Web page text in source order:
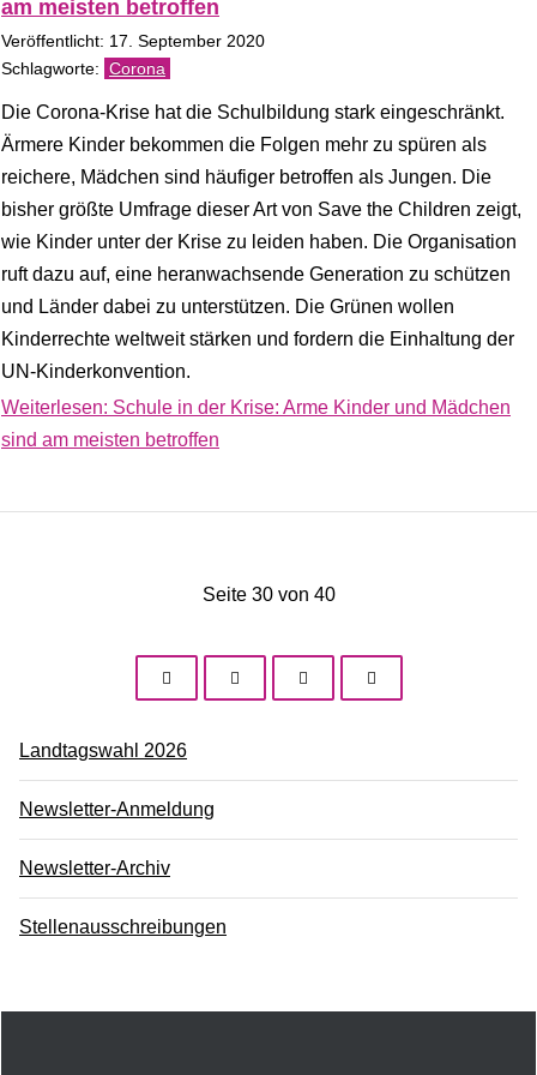
am meisten betroffen
Veröffentlicht: 17. September 2020
Corona
Die Corona-Krise hat die Schulbildung stark eingeschränkt.
Ärmere Kinder bekommen die Folgen mehr zu spüren als
reichere, Mädchen sind häufiger betroffen als Jungen. Die
bisher größte Umfrage dieser Art von Save the Children zeigt,
wie Kinder unter der Krise zu leiden haben. Die Organisation
ruft dazu auf, eine heranwachsende Generation zu schützen
und Länder dabei zu unterstützen. Die Grünen wollen
Kinderrechte weltweit stärken und fordern die Einhaltung der
UN-Kinderkonvention.
Weiterlesen: Schule in der Krise: Arme Kinder und Mädchen
sind am meisten betroffen
Seite 30 von 40
Landtagswahl 2026
Newsletter-Anmeldung
Newsletter-Archiv
Stellenausschreibungen